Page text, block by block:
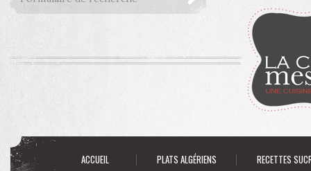
ACCUEIL PLATS ALGÉRIENS RECETTES